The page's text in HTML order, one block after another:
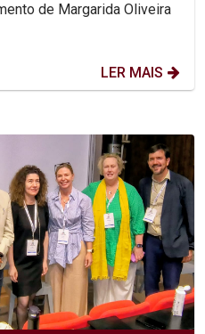
de Margarida Oliveira
LER MAIS